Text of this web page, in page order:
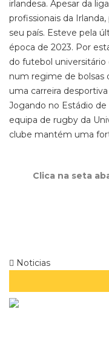
irlandesa. Apesar da
profissionais da
seu país. Esteve pela
época de 2023. Por
do futebol
num regime de
uma carreira
Jogando no Estádio
equipa de rugby da
clube mantém uma
Clica na seta
Noticias